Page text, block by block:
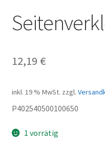
12,19 €
inkl. 19 % MwSt. zzgl.
P402540500100650
1 vorrätig